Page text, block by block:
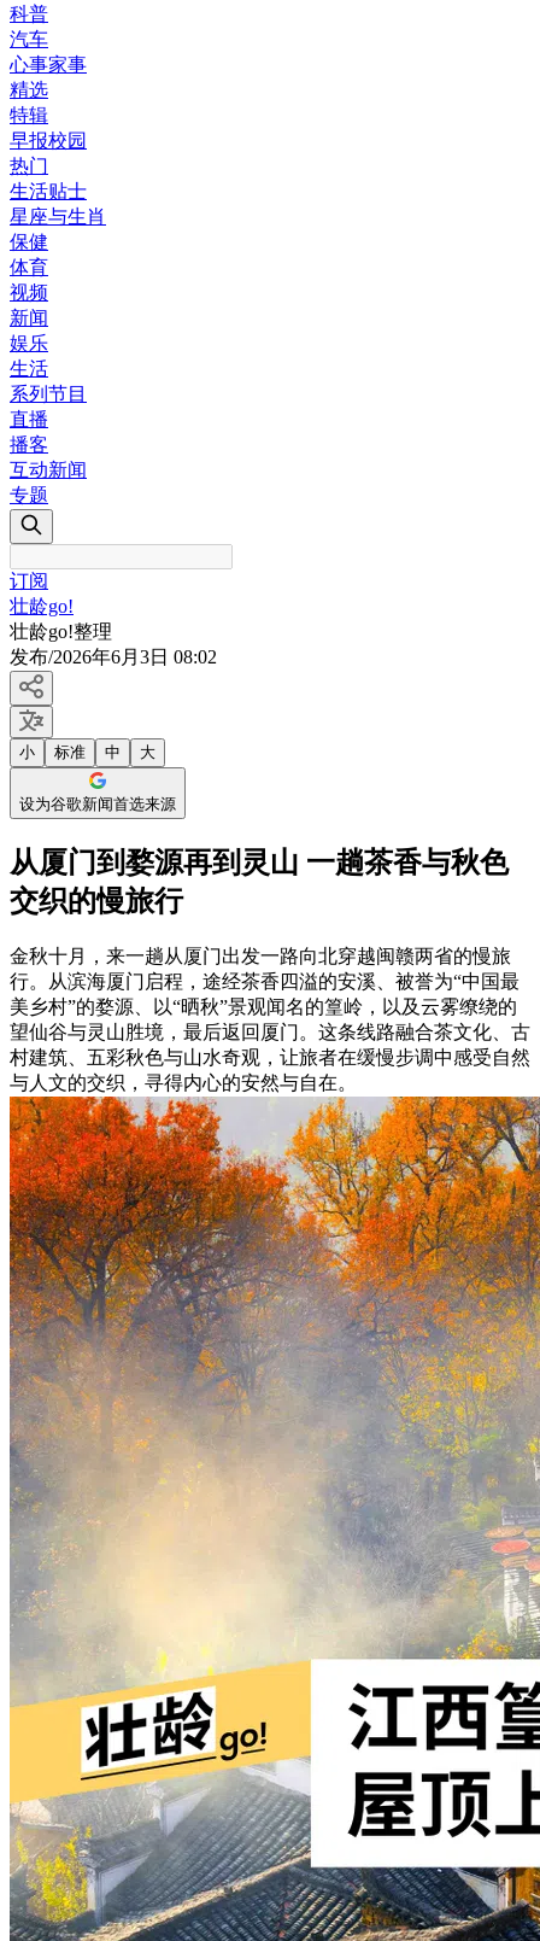
科普
汽车
心事家事
精选
特辑
早报校园
热门
生活贴士
星座与生肖
保健
体育
视频
新闻
娱乐
生活
系列节目
直播
播客
互动新闻
专题
订阅
壮龄go!
壮龄go!整理
发布/2026年6月3日 08:02
小 标准 中 大
设为谷歌新闻首选来源
从厦门到婺源再到灵山 一趟茶香与秋色
交织的慢旅行
金秋十月，来一趟从厦门出发一路向北穿越闽赣两省的慢旅
行。从滨海厦门启程，途经茶香四溢的安溪、被誉为“中国最
美乡村”的婺源、以“晒秋”景观闻名的篁岭，以及云雾缭绕的
望仙谷与灵山胜境，最后返回厦门。这条线路融合茶文化、古
村建筑、五彩秋色与山水奇观，让旅者在缓慢步调中感受自然
与人文的交织，寻得内心的安然与自在。